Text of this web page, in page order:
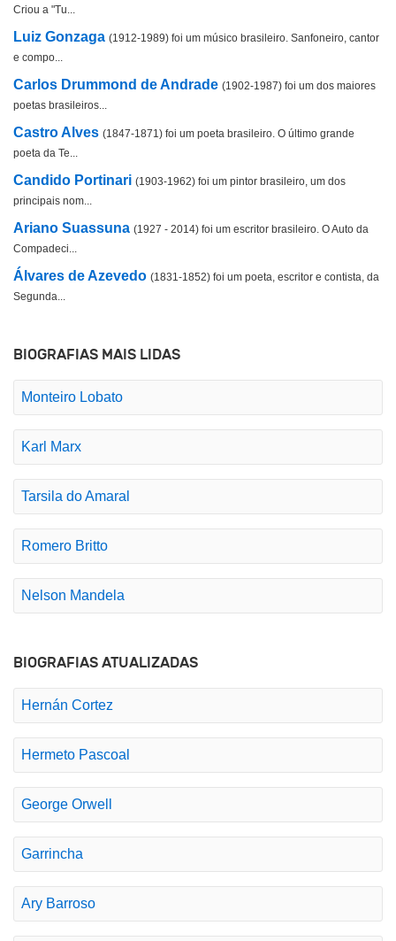
Criou a "Tu...
Luiz Gonzaga (1912-1989) foi um músico brasileiro. Sanfoneiro, cantor
e compo...
Carlos Drummond de Andrade (1902-1987) foi um dos maiores
poetas brasileiros...
Castro Alves (1847-1871) foi um poeta brasileiro. O último grande
poeta da Te...
Candido Portinari (1903-1962) foi um pintor brasileiro, um dos
principais nom...
Ariano Suassuna (1927 - 2014) foi um escritor brasileiro. O Auto da
Compadeci...
Álvares de Azevedo (1831-1852) foi um poeta, escritor e contista, da
Segunda...
BIOGRAFIAS MAIS LIDAS
Monteiro Lobato
Karl Marx
Tarsila do Amaral
Romero Britto
Nelson Mandela
BIOGRAFIAS ATUALIZADAS
Hernán Cortez
Hermeto Pascoal
George Orwell
Garrincha
Ary Barroso